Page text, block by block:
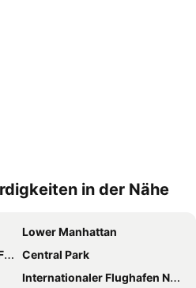
in der Nähe
Lower Manhattan
Central Park
Internationaler Flughafen Newark Liberty